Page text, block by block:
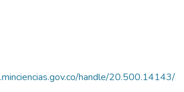
handle/20.500.14143/